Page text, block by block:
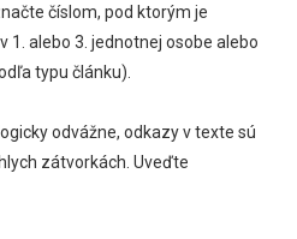
číslom, pod ktorým je
1. alebo 3. jednotnej osobe alebo
typu článku).
odvážne, odkazy v texte sú
zátvorkách. Uveďte